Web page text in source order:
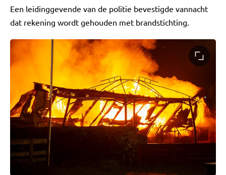
Een leidinggevende van de politie bevestigde vannacht
dat rekening wordt gehouden met brandstichting.